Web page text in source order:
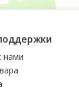
нами